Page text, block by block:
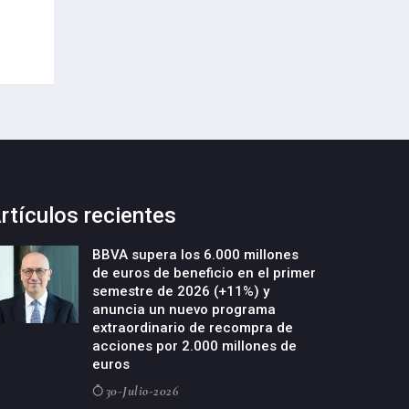
recientes
BBVA supera los 6.000 millones
de euros de beneficio en el primer
semestre de 2026 (+11%) y
anuncia un nuevo programa
extraordinario de recompra de
acciones por 2.000 millones de
euros
30-Julio-2026